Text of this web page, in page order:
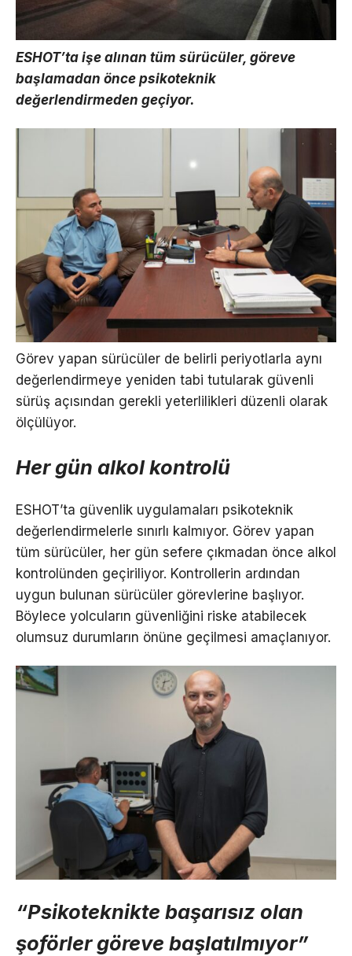
ESHOT’ta işe alınan tüm sürücüler, göreve
başlamadan önce psikoteknik
değerlendirmeden geçiyor.
Görev yapan sürücüler de belirli periyotlarla aynı
değerlendirmeye yeniden tabi tutularak güvenli
sürüş açısından gerekli yeterlilikleri düzenli olarak
ölçülüyor.
Her gün alkol kontrolü
ESHOT’ta güvenlik uygulamaları psikoteknik
değerlendirmelerle sınırlı kalmıyor. Görev yapan
tüm sürücüler, her gün sefere çıkmadan önce alkol
kontrolünden geçiriliyor. Kontrollerin ardından
uygun bulunan sürücüler görevlerine başlıyor.
Böylece yolcuların güvenliğini riske atabilecek
olumsuz durumların önüne geçilmesi amaçlanıyor.
“Psikoteknikte başarısız olan
şoförler göreve başlatılmıyor”